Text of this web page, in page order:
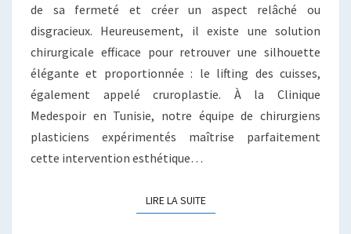
de sa fermeté et créer un aspect relâché ou
disgracieux. Heureusement, il existe une solution
chirurgicale efficace pour retrouver une silhouette
élégante et proportionnée : le lifting des cuisses,
également appelé cruroplastie. À la Clinique
Medespoir en Tunisie, notre équipe de chirurgiens
plasticiens expérimentés maîtrise parfaitement
cette intervention esthétique…
LIRE LA SUITELIRE LA SUITE